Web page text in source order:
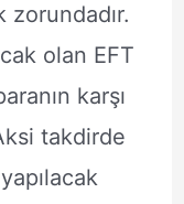
zorundadır.
olan EFT
karşı
takdirde